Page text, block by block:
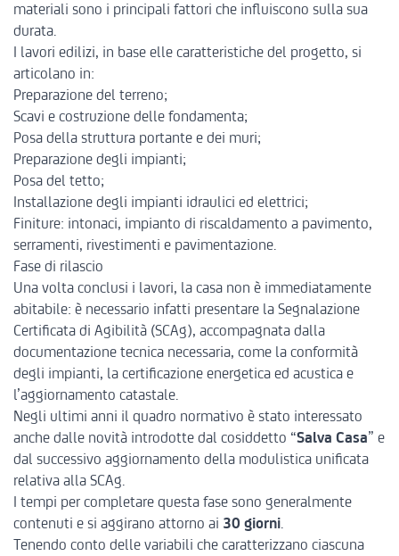
materiali sono i principali fattori che influiscono sulla sua
durata.
I lavori edilizi, in base elle caratteristiche del progetto, si
articolano in:
Preparazione del terreno;
Scavi e costruzione delle fondamenta;
Posa della struttura portante e dei muri;
Preparazione degli impianti;
Posa del tetto;
Installazione degli impianti idraulici ed elettrici;
Finiture: intonaci, impianto di riscaldamento a pavimento,
serramenti, rivestimenti e pavimentazione.
Fase di rilascio
Una volta conclusi i lavori, la casa non è immediatamente
abitabile: è necessario infatti presentare la Segnalazione
Certificata di Agibilità (SCAg), accompagnata dalla
documentazione tecnica necessaria, come la conformità
degli impianti, la certificazione energetica ed acustica e
l’aggiornamento catastale.
Negli ultimi anni il quadro normativo è stato interessato
anche dalle novità introdotte dal cosiddetto “Salva Casa” e
dal successivo aggiornamento della modulistica unificata
relativa alla SCAg.
I tempi per completare questa fase sono generalmente
contenuti e si aggirano attorno ai 30 giorni.
Tenendo conto delle variabili che caratterizzano ciascuna